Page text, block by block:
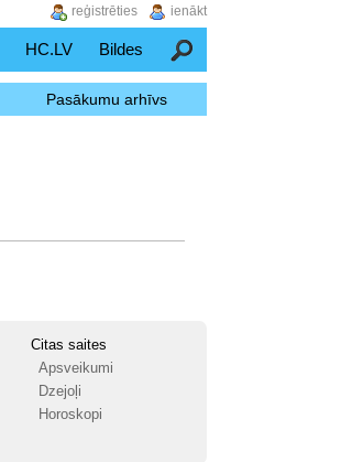
HC.LV Bildes Meklēšana
Pasākumu arhīvs
Citas saites
Apsveikumi
Dzejoļi
Horoskopi
ienākt
reģistrēties